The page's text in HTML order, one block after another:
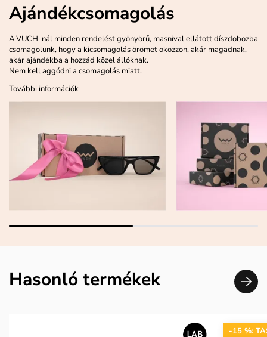
Ajándékcsomagolás
A VUCH-nál minden rendelést gyönyörű, masnival ellátott díszdobozba
csomagolunk, hogy a kicsomagolás örömet okozzon, akár magadnak,
akár ajándékba a hozzád közel állóknak.
Nem kell aggódni a csomagolás miatt.
További információk
Hasonló termékek
-15 %: